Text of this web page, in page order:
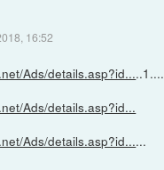
16:52
Ads/details.asp?id.....1....
Ads/details.asp?id...
Ads/details.asp?id......